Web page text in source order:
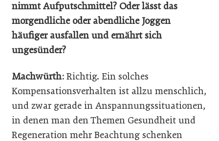
nimmt Aufputschmittel? Oder lässt das
morgendliche oder abendliche Joggen
häufiger ausfallen und ernährt sich
ungesünder?
Machwürth: Richtig. Ein solches
Kompensationsverhalten ist allzu menschlich,
und zwar gerade in Anspannungssituationen,
in denen man den Themen Gesundheit und
Regeneration mehr Beachtung schenken